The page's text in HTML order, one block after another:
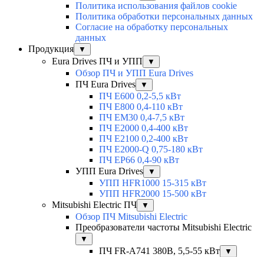
Политика использования файлов cookie
Политика обработки персональных данных
Согласие на обработку персональных
данных
Продукция
▼
Eura Drives ПЧ и УПП ▼
Обзор ПЧ и УПП Eura Drives
ПЧ Eura Drives
▼
ПЧ E600 0,2-5,5 кВт
ПЧ E800 0,4-110 кВт
ПЧ EM30 0,4-7,5 кВт
ПЧ E2000 0,4-400 кВт
ПЧ E2100 0,2-400 кВт
ПЧ E2000-Q 0,75-180 кВт
ПЧ EP66 0,4-90 кВт
УПП Eura Drives
▼
УПП HFR1000 15-315 кВт
УПП HFR2000 15-500 кВт
Mitsubishi Electric ПЧ
▼
Обзор ПЧ Mitsubishi Electric
Преобразователи частоты Mitsubishi Electric
▼
ПЧ FR-A741 380В, 5,5-55 кВт ▼